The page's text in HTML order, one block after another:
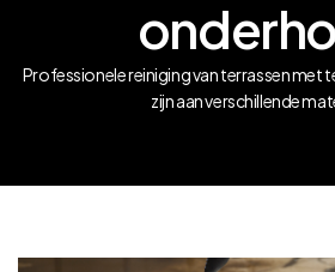
Professionele reiniging van terrassen met
zijn aan verschillende